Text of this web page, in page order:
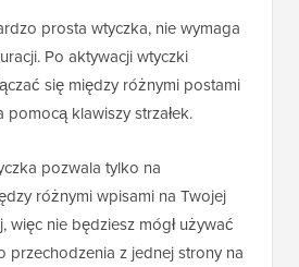
prosta wtyczka, nie wymaga
Po aktywacji wtyczki
się między różnymi postami
pomocą klawiszy strzałek.
pozwala tylko na
różnymi wpisami na Twojej
więc nie będziesz mógł używać
przechodzenia z jednej strony na